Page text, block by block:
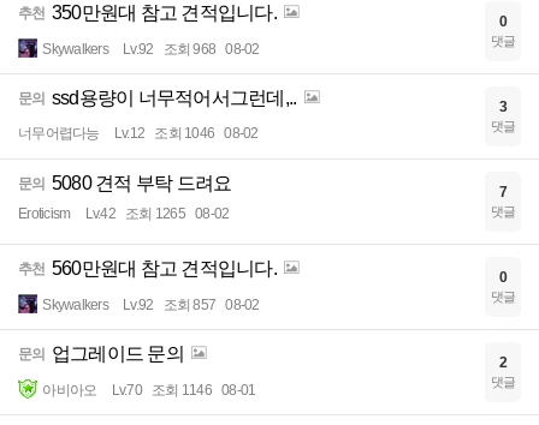
추천 350만원대 참고 견적입니다.
Skywalkers Lv.92 조회 968 08-02
0
댓글
문의 ssd용량이 너무적어서그런데,..
너무어렵다능 Lv.12 조회 1046 08-02
3
댓글
문의 5080 견적 부탁 드려요
Eroticism Lv.42 조회 1265 08-02
7
댓글
추천 560만원대 참고 견적입니다.
Skywalkers Lv.92 조회 857 08-02
0
댓글
문의 업그레이드 문의
아비아오 Lv.70 조회 1146 08-01
2
댓글